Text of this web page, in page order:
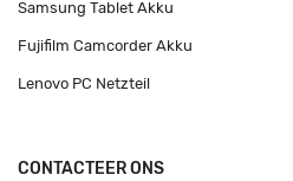
Samsung Tablet Akku
Fujifilm Camcorder Akku
Lenovo PC Netzteil
CONTACTEER ONS